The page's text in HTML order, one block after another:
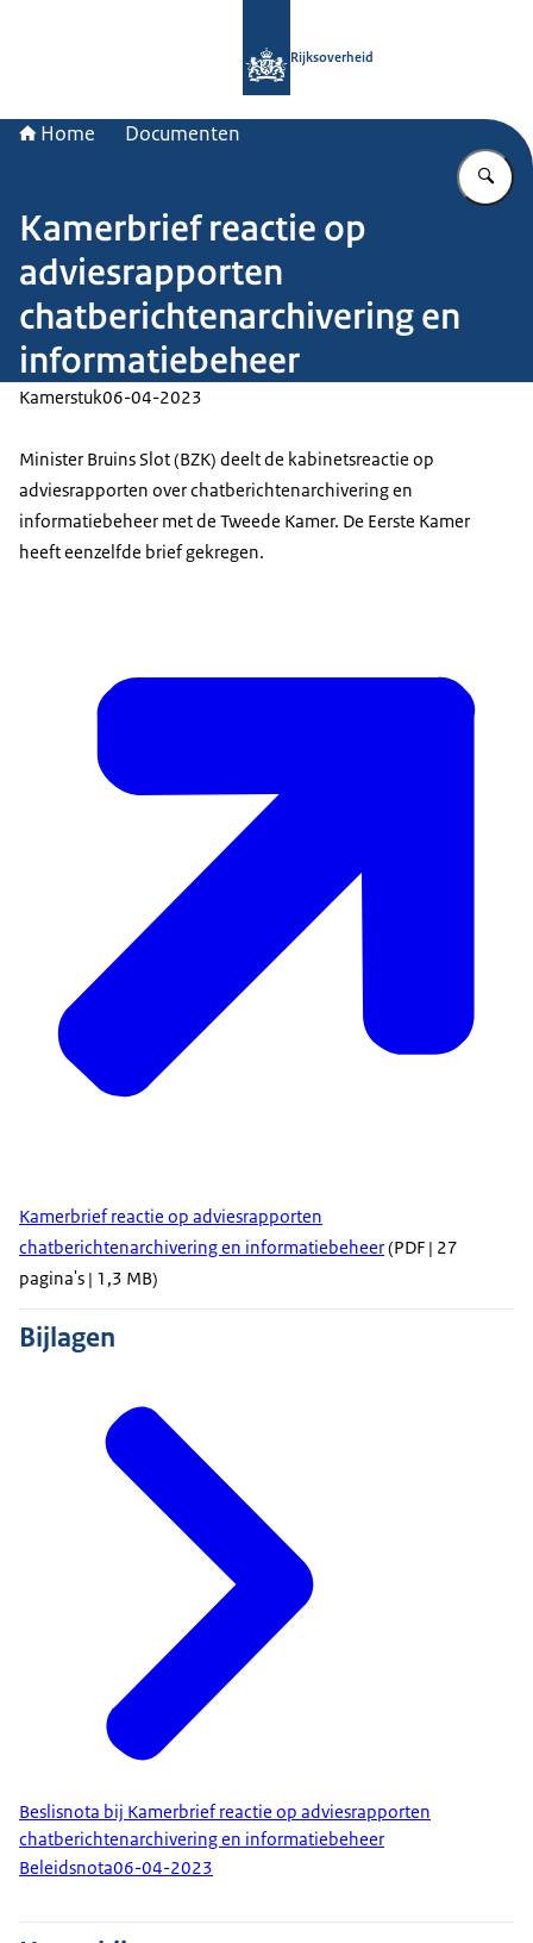
Rijksoverheid
Home Documenten
Kamerbrief reactie op
adviesrapporten
chatberichtenarchivering en
informatiebeheer
Kamerstuk06-04-2023
Minister Bruins Slot (BZK) deelt de kabinetsreactie op
adviesrapporten over chatberichtenarchivering en
informatiebeheer met de Tweede Kamer. De Eerste Kamer
heeft eenzelfde brief gekregen.
Kamerbrief reactie op adviesrapporten
chatberichtenarchivering en informatiebeheer(PDF | 27
pagina's | 1,3 MB)
Bijlagen
Beslisnota bij Kamerbrief reactie op adviesrapporten
chatberichtenarchivering en informatiebeheer
Beleidsnota06-04-2023